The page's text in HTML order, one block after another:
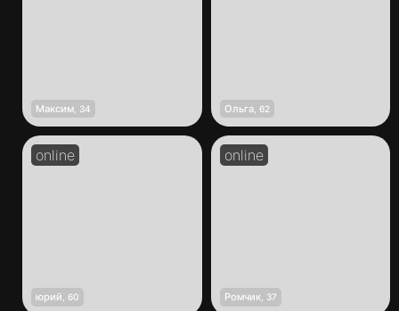
Максим 34 Ольга, 62
юрий 60 Ромчик, 37